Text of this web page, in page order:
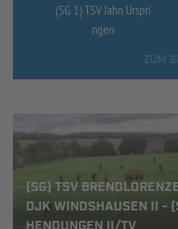
(SG 1) TSV Jahn Urspri
ngen
(SG) TSV
DJK WINDSHAUSEN II -